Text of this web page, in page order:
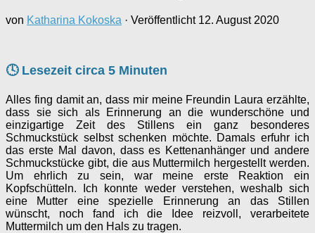
von Katharina Kokoska · Veröffentlicht 12. August 2020
🕓 Lesezeit circa 5 Minuten
Alles fing damit an, dass mir meine Freundin Laura erzählte,
dass sie sich als Erinnerung an die wunderschöne und
einzigartige Zeit des Stillens ein ganz besonderes
Schmuckstück selbst schenken möchte. Damals erfuhr ich
das erste Mal davon, dass es Kettenanhänger und andere
Schmuckstücke gibt, die aus Muttermilch hergestellt werden.
Um ehrlich zu sein, war meine erste Reaktion ein
Kopfschütteln. Ich konnte weder verstehen, weshalb sich
eine Mutter eine spezielle Erinnerung an das Stillen
wünscht, noch fand ich die Idee reizvoll, verarbeitete
Muttermilch um den Hals zu tragen.